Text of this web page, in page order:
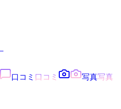
口コミ 口コミ 写真写真